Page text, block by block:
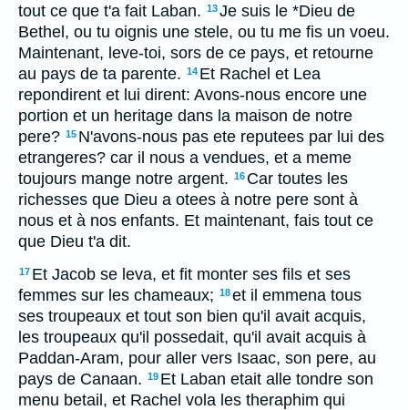
tout ce que t'a fait Laban. 13Je suis le *Dieu de
Bethel, ou tu oignis une stele, ou tu me fis un voeu.
Maintenant, leve-toi, sors de ce pays, et retourne
au pays de ta parente. 14 Et Rachel et Lea
repondirent et lui dirent: Avons-nous encore une
portion et un heritage dans la maison de notre
pere? 15 N'avons-nous pas ete reputees par lui des
etrangeres? car il nous a vendues, et a meme
toujours mange notre argent. 16 Car toutes les
richesses que Dieu a otees à notre pere sont à
nous et à nos enfants. Et maintenant, fais tout ce
que Dieu t'a dit.
17 Et Jacob se leva, et fit monter ses fils et ses
femmes sur les chameaux; 18et il emmena tous
ses troupeaux et tout son bien qu'il avait acquis,
les troupeaux qu'il possedait, qu'il avait acquis à
Paddan-Aram, pour aller vers Isaac, son pere, au
pays de Canaan. 19 Et Laban etait alle tondre son
menu betail, et Rachel vola les theraphim qui